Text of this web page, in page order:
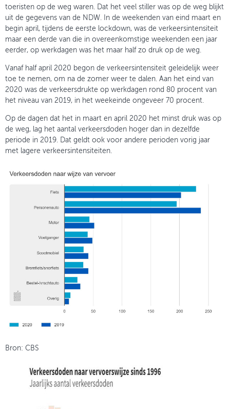
toeristen op de weg waren. Dat het veel stiller was op de weg blijkt
uit de gegevens van de NDW. In de weekenden van eind maart en
begin april, tijdens de eerste lockdown, was de verkeersintensiteit
maar een derde van die in overeenkomstige weekenden een jaar
eerder, op werkdagen was het maar half zo druk op de weg.
Vanaf half april 2020 begon de verkeersintensiteit geleidelijk weer
toe te nemen, om na de zomer weer te dalen. Aan het eind van
2020 was de verkeersdrukte op werkdagen rond 80 procent van
het niveau van 2019, in het weekeinde ongeveer 70 procent.
Op de dagen dat het in maart en april 2020 het minst druk was op
de weg, lag het aantal verkeersdoden hoger dan in dezelfde
periode in 2019. Dat geldt ook voor andere perioden vorig jaar
met lagere verkeersintensiteiten.
Bron: CBS